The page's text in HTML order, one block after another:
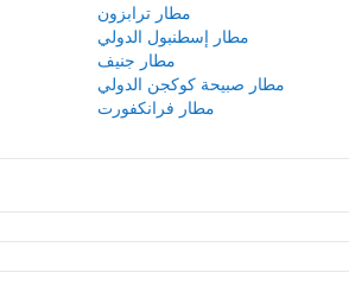
مطار ترابزون
مطار إسطنبول الدولي
مطار جنيف
مطار صبيحة كوكجن الدولي
مطار فرانكفورت